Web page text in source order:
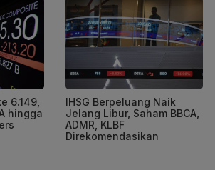
6.149,
hingga
IHSG Berpeluang Naik
Jelang Libur, Saham BBCA,
ADMR, KLBF
Direkomendasikan